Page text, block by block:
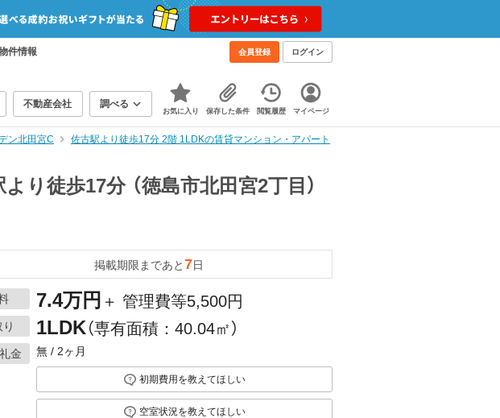
件情報 会員登録 ログイン
不動産会社 調べる
お気に入り 保存した条件 閲覧履歴 マイページ
ン北田宮C 佐古駅より徒歩17分 2階 1LDKの賃貸マンション・アパート
徒歩17分 （徳島市北田宮2丁目）
掲載期限まであと7日
7.4万円 ＋ 管理費等5,500円
1LDK（専有面積：40.04㎡）
金 無 / 2ヶ月
初期費用を教えてほしい
空室状況を教えてほしい